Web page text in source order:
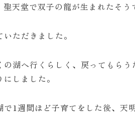
天堂で双子の龍が生まれたそう
ただきました。
湖へ行くらしく、戻ってもらう
しました。
1週間ほど子育てをした後、天